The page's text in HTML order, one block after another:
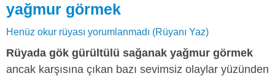
yağmur görmek
Henüz okur rüyası yorumlanmadı (Rüyanı Yaz)
Rüyada gök gürültülü sağanak yağmur görmek
ancak karşısına çıkan bazı sevimsiz olaylar yüzünden